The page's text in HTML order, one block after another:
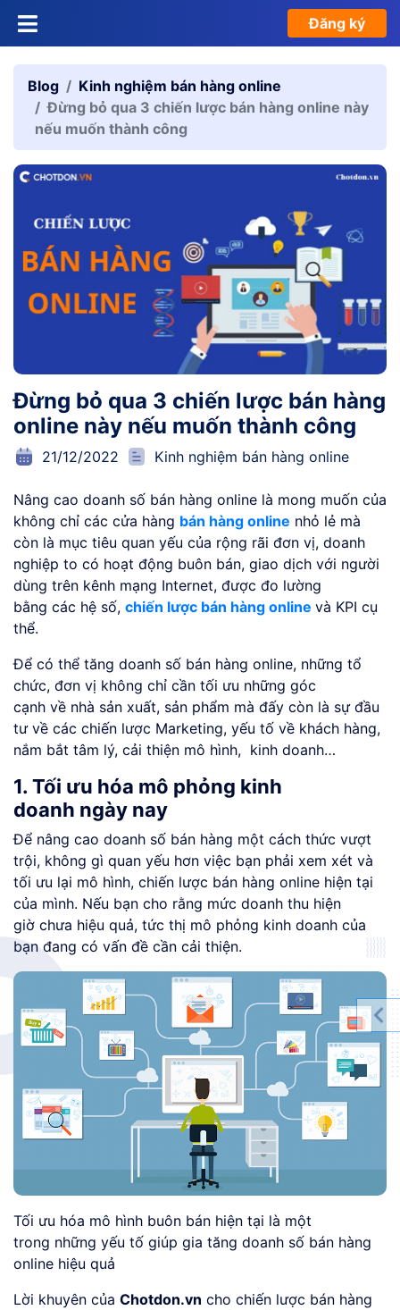
Đăng ký
Blog
Kinh nghiệm bán hàng online
Đừng bỏ qua 3 chiến lược bán hàng online này
nếu muốn thành công
Đừng bỏ qua 3 chiến lược bán hàng
online này nếu muốn thành công
21/12/2022 Kinh nghiệm bán hàng online
Nâng cao doanh số bán hàng online là mong muốn của
không chỉ các cửa hàng bán hàng online nhỏ lẻ mà
còn là mục tiêu quan yếu của rộng rãi đơn vị, doanh
nghiệp to có hoạt động buôn bán, giao dịch với người
dùng trên kênh mạng Internet, được đo lường
bằng các hệ số, chiến lược bán hàng online và KPI cụ
thể.
Để có thể tăng doanh số bán hàng online, những tổ
chức, đơn vị không chỉ cần tối ưu những góc
cạnh về nhà sản xuất, sản phẩm mà đấy còn là sự đầu
tư về các chiến lược Marketing, yếu tố về khách hàng,
nắm bắt tâm lý, cải thiện mô hình, kinh doanh…
1. Tối ưu hóa mô phỏng kinh
doanh ngày nay
Để nâng cao doanh số bán hàng một cách thức vượt
trội, không gì quan yếu hơn việc bạn phải xem xét và
tối ưu lại mô hình, chiến lược bán hàng online hiện tại
của mình. Nếu bạn cho rằng mức doanh thu hiện
giờ chưa hiệu quả, tức thị mô phỏng kinh doanh của
bạn đang có vấn đề cần cải thiện.
Tối ưu hóa mô hình buôn bán hiện tại là một
trong những yếu tố giúp gia tăng doanh số bán hàng
online hiệu quả
Lời khuyên của Chotdon.vn cho chiến lược bán hàng